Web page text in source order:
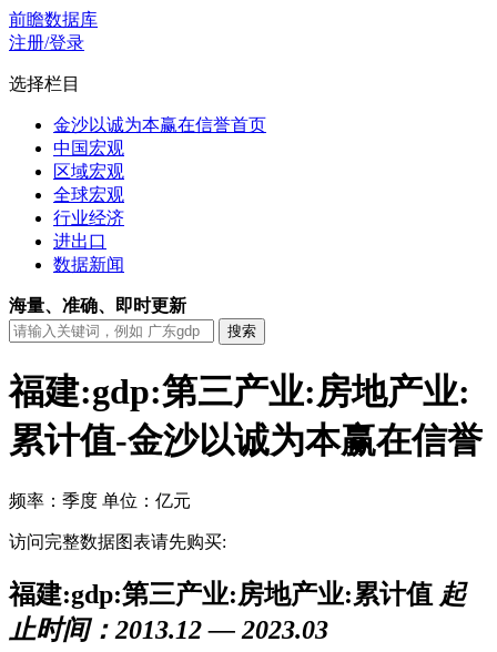
前瞻数据库
注册/登录
选择栏目
金沙以诚为本赢在信誉首页
中国宏观
区域宏观
全球宏观
行业经济
进出口
数据新闻
海量、准确、即时更新
福建:gdp:第三产业:房地产业:
累计值-金沙以诚为本赢在信誉
频率：季度 单位：亿元
访问完整数据图表请先购买:
福建:gdp:第三产业:房地产业:累计值 起
止时间：2013.12 — 2023.03